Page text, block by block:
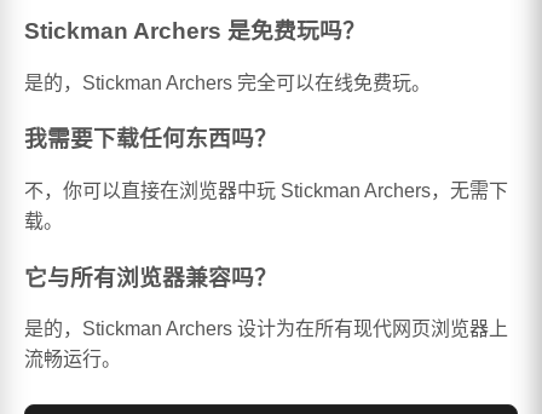
Stickman Archers 是免费玩吗？
是的，Stickman Archers 完全可以在线免费玩。
我需要下载任何东西吗？
不，你可以直接在浏览器中玩 Stickman Archers，无需下
载。
它与所有浏览器兼容吗？
是的，Stickman Archers 设计为在所有现代网页浏览器上
流畅运行。